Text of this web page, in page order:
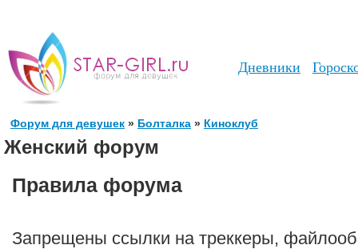
Дневники
Форум для девушек » Болталка » Киноклуб
Женский форум
Правила форума
Запрещены ссылки на треккеры,